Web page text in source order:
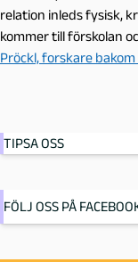
relation inleds fysisk,
kommer till förskolan
Pröckl, forskare
TIPSA OSS
FÖLJ OSS PÅ